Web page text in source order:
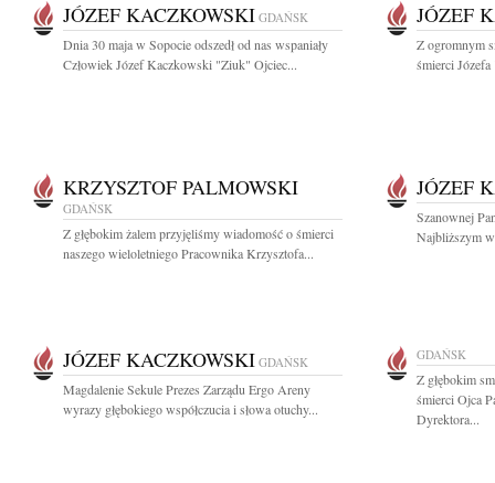
JÓZEF KACZKOWSKI GDAŃSK
Dnia 30 maja w Sopocie odszedł od nas wspaniały
Człowiek Józef Kaczkowski "Ziuk" Ojciec...
JÓZEF
Z ogromnym
śmierci
KRZYSZTOF PALMOWSKI
GDAŃSK
Z głębokim żalem przyjęliśmy wiadomość o śmierci
naszego wieloletniego Pracownika Krzysztofa...
JÓZEF
Szanownej
Najbliższym
JÓZEF KACZKOWSKI GDAŃSK
Magdalenie Sekule Prezes Zarządu Ergo Areny
wyrazy głębokiego współczucia i słowa otuchy...
GDAŃSK
Z głębokim
śmierci Ojca
Dyrektora...